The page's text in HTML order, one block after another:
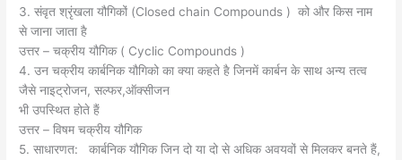
3. संवृत श्रृंखला यौगिकों (Closed chain Compounds ) को और किस नाम
से जाना जाता है
उत्तर – चक्रीय यौगिक ( Cyclic Compounds )
4. उन चक्रीय कार्बनिक यौगिको का क्या कहते है जिनमें कार्बन के साथ अन्य तत्व
जैसे नाइट्रोजन, सल्फर,ऑक्सीजन
भी उपस्थित होते हैं
उत्तर – विषम चक्रीय यौगिक
5. साधारणत: कार्बनिक यौगिक जिन दो या दो से अधिक अवयवों से मिलकर बनते हैं,